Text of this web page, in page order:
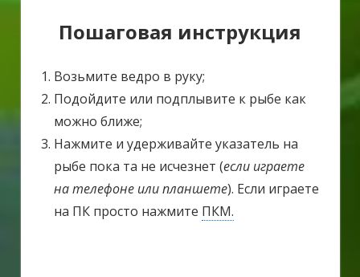
Пошаговая инструкция
Возьмите ведро в руку;
Подойдите или подплывите к рыбе как
можно ближе;
Нажмите и удерживайте указатель на
рыбе пока та не исчезнет (если играете
на телефоне или планшете). Если играете
на ПК просто нажмите ПКМ.